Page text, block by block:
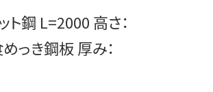
ト鋼 L=2000 高さ：
っき鋼板 厚み：